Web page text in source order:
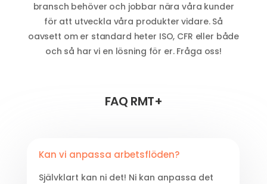
bransch behöver och jobbar nära våra kunder
för att utveckla våra produkter vidare. Så
oavsett om er standard heter ISO, CFR eller både
och så har vi en lösning för er. Fråga oss!
FAQ RMT+
Kan vi anpassa arbetsflöden?
Självklart kan ni det! Ni kan anpassa det